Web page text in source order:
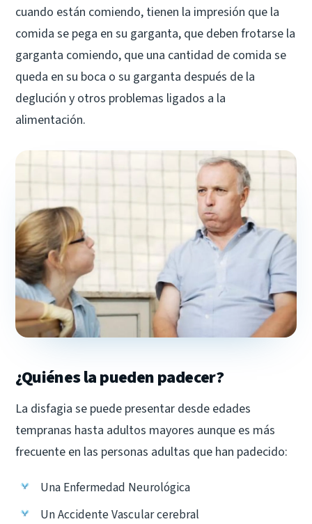
cuando están comiendo, tienen la impresión que la
comida se pega en su garganta, que deben frotarse la
garganta comiendo, que una cantidad de comida se
queda en su boca o su garganta después de la
deglución y otros problemas ligados a la
alimentación.
¿Quiénes la pueden padecer?
La disfagia se puede presentar desde edades
tempranas hasta adultos mayores aunque es más
frecuente en las personas adultas que han padecido:
Una Enfermedad Neurológica
Un Accidente Vascular cerebral